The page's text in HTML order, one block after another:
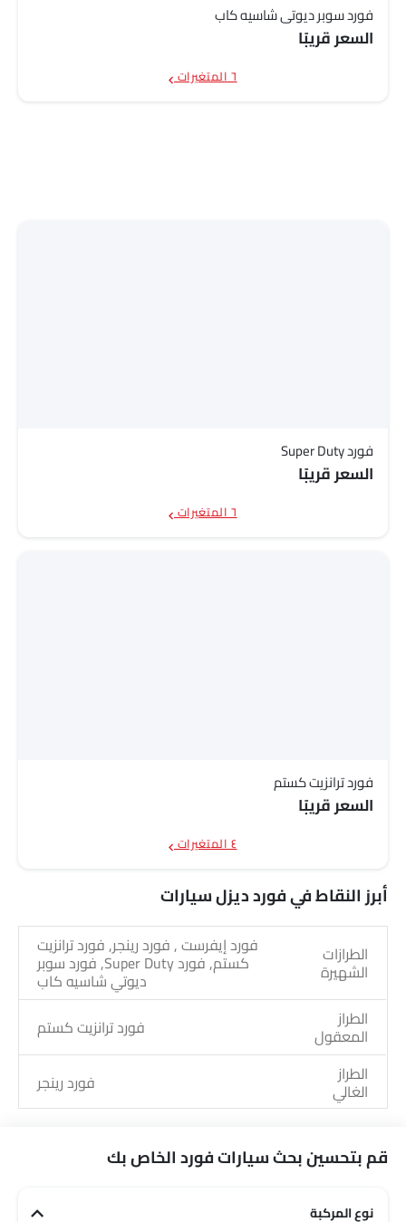
فورد سوبر ديوتي شاسيه كاب
السعر قريبًا
٦ المتغيرات
فورد Super Duty
السعر قريبًا
٦ المتغيرات
فورد ترانزيت كستم
السعر قريبًا
٤ المتغيرات
أبرز النقاط في فورد ديزل سيارات
الطرازات
الشهيرة
فورد إيفرست , فورد رينجر, فورد ترانزيت
كستم, فورد Super Duty, فورد سوبر
ديوتي شاسيه كاب
الطراز
المعقول
فورد ترانزيت كستم
الطراز
الغالي فورد رينجر
قم بتحسين بحث سيارات فورد الخاص بك
نوع المركبة